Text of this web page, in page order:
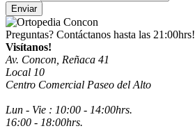
Enviar
Preguntas? Contáctanos hasta las 21:00hrs!
Visítanos!
Av. Concon, Reñaca 41
Local 10
Centro Comercial Paseo del Alto
Lun - Vie : 10:00 - 14:00hrs.
16:00 - 18:00hrs.